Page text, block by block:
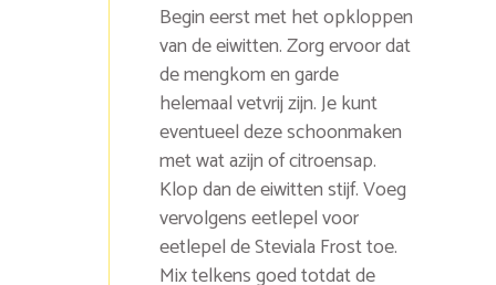
Begin eerst met het opkloppen
van de eiwitten. Zorg ervoor dat
de mengkom en garde
helemaal vetvrij zijn. Je kunt
eventueel deze schoonmaken
met wat azijn of citroensap.
Klop dan de eiwitten stijf. Voeg
vervolgens eetlepel voor
eetlepel de Steviala Frost toe.
Mix telkens goed totdat de